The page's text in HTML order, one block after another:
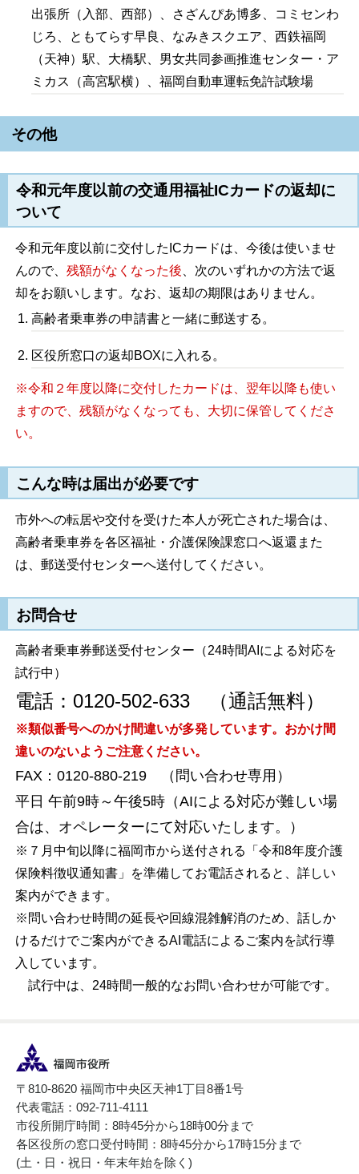
出張所（入部、西部）、さざんぴあ博多、コミセンわ
じろ、ともてらす早良、なみきスクエア、西鉄福岡
（天神）駅、大橋駅、男女共同参画推進センター・ア
ミカス（高宮駅横）、福岡自動車運転免許試験場
その他
令和元年度以前の交通用福祉ICカードの返却に
ついて
令和元年度以前に交付したICカードは、今後は使いませ
んので、残額がなくなった後 、次のいずれかの方法で返
却をお願いします。なお、返却の期限はありません。
高齢者乗車券の申請書と一緒に郵送する。
区役所窓口の返却BOXに入れる。
※令和２年度以降に交付したカードは、翌年以降も使い
ますので、残額がなくなっても、大切に保管してくださ
い。
こんな時は届出が必要です
市外への転居や交付を受けた本人が死亡された場合は、
高齢者乗車券を各区福祉・介護保険課窓口へ返還また
は、郵送受付センターへ送付してください。
お問合せ
高齢者乗車券郵送受付センター（24時間AIによる対応を
試行中）
電話：0120-502-633 （通話無料）
※類似番号へのかけ間違いが多発しています。おかけ間
違いのないようご注意ください。
FAX：0120-880-219 （問い合わせ専用）
平日 午前9時～午後5時（AIによる対応が難しい場
合は、オペレーターにて対応いたします。）
※７月中旬以降に福岡市から送付される「令和8年度介護
保険料徴収通知書」を準備してお電話されると、詳しい
案内ができます。
※問い合わせ時間の延長や回線混雑解消のため、話しか
けるだけでご案内ができるAI電話によるご案内を試行導
入しています。
試行中は、24時間一般的なお問い合わせが可能です。
〒810-8620 福岡市中央区天神1丁目8番1号
代表電話：092-711-4111
市役所開庁時間：8時45分から18時00分まで
各区役所の窓口受付時間：8時45分から17時15分まで
(土・日・祝日・年末年始を除く)